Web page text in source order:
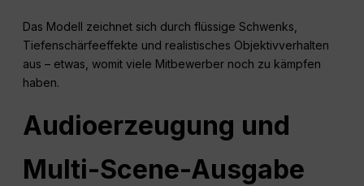
Das Modell zeichnet sich durch flüssige Schwenks,
Tiefenschärfeeffekte und realistisches Objektivverhalten
aus – etwas, womit viele Mitbewerber noch zu kämpfen
haben.
Audioerzeugung und
Multi-Scene-Ausgabe